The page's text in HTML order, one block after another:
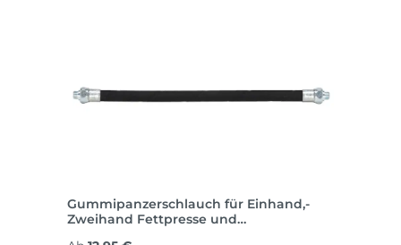
Gummipanzerschlauch für Einhand,-
Zweihand Fettpresse und